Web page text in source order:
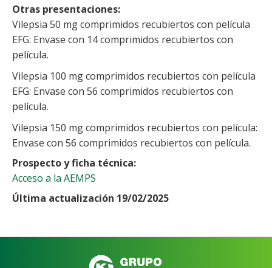
Otras presentaciones
Vilepsia 50 mg comprimidos recubiertos con película
EFG: Envase con 14 comprimidos recubiertos con
película.
Vilepsia 100 mg comprimidos recubiertos con película
EFG: Envase con 56 comprimidos recubiertos con
película.
Vilepsia 150 mg comprimidos recubiertos con película:
Envase con 56 comprimidos recubiertos con película.
Prospecto y ficha técnica
Acceso a la AEMPS
Última actualización 19/02/2025